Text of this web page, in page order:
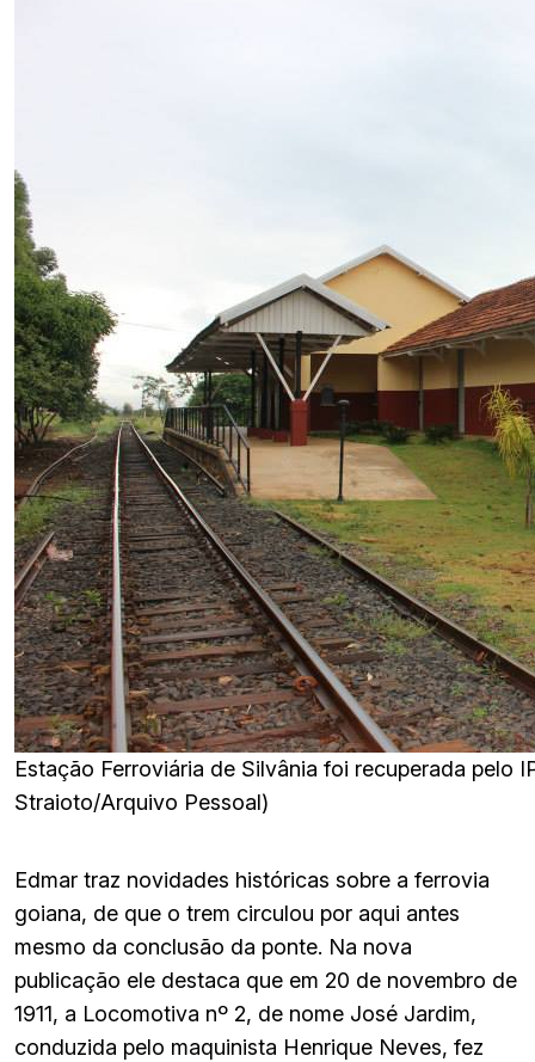
Estação Ferroviária de Silvânia foi recuperada pelo
Straioto/Arquivo Pessoal)
Edmar traz novidades históricas sobre a ferrovia
goiana, de que o trem circulou por aqui antes
mesmo da conclusão da ponte. Na nova
publicação ele destaca que em 20 de novembro de
1911, a Locomotiva nº 2, de nome José Jardim,
conduzida pelo maquinista Henrique Neves, fez